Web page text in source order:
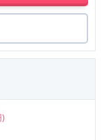
)